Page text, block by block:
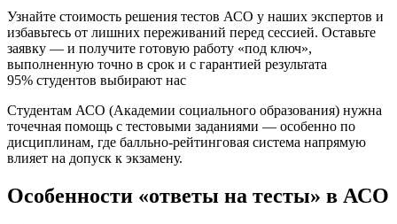
Узнайте стоимость решения тестов АСО у наших экспертов и
избавьтесь от лишних переживаний перед сессией. Оставьте
заявку — и получите готовую работу «под ключ»,
выполненную точно в срок и с гарантией результата
95% студентов выбирают нас
Студентам АСО (Академии социального образования) нужна
точечная помощь с тестовыми заданиями — особенно по
дисциплинам, где балльно-рейтинговая система напрямую
влияет на допуск к экзамену.
Особенности «ответы на тесты» в АСО